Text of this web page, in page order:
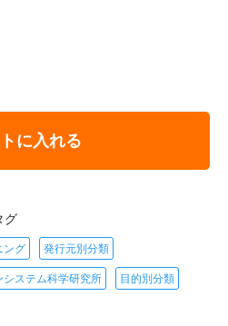
に入れる
グ
ング 発行元別分類
システム科学研究所 目的別分類